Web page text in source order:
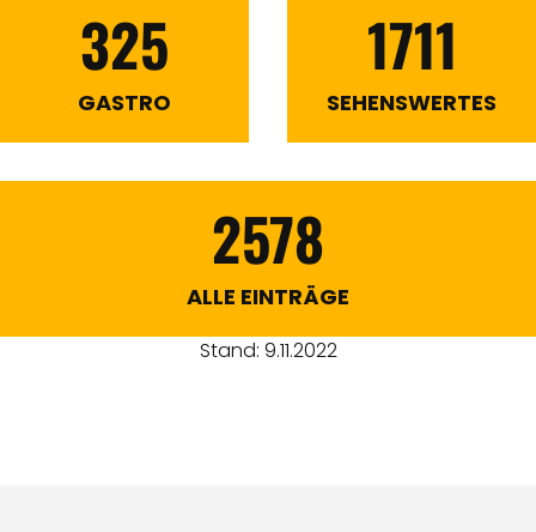
325
GASTRO
1711
SEHENSWERTES
2578
ALLE EINTRÄGE
Stand: 9.11.2022